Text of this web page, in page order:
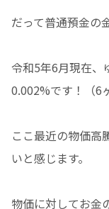
だって普通預金の
令和5年6月現在、
0.002%です！（6
ここ最近の物価高
いと感じます。
物価に対してお金